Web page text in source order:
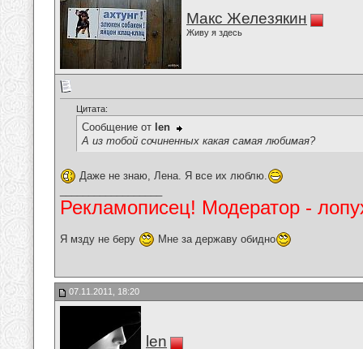
Макс Железякин
Живу я здесь
Цитата:
Сообщение от len
А из тобой сочиненных какая самая любимая?
Даже не знаю, Лена. Я все их люблю.
Рекламописец! Модератор -
Я мзду не беру Мне за державу обидно
07.11.2011, 18:20
len